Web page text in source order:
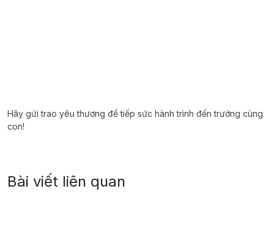
Hãy gửi trao yêu thương để tiếp sức hành trình đến trường cùng
con!
Bài viết liên quan